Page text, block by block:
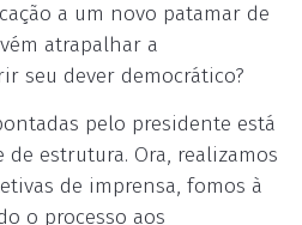
a um novo patamar de
atrapalhar a
seu dever democrático?
pelo presidente está
estrutura. Ora, realizamos
de imprensa, fomos à
o processo aos